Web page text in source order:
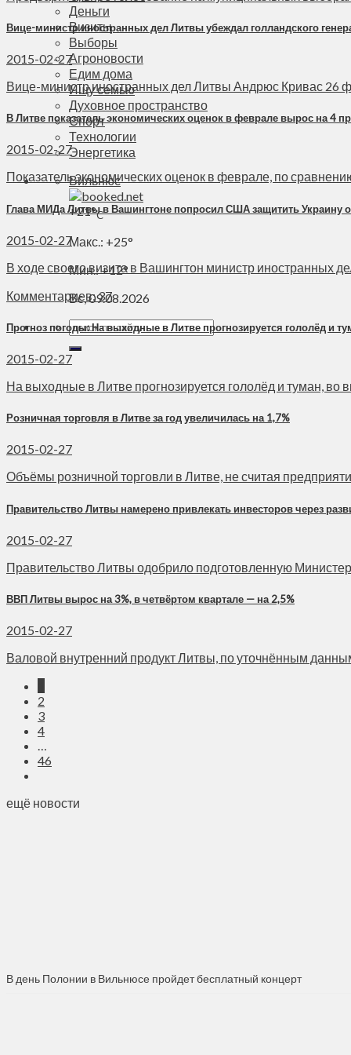
Деньги
Визиты
Выборы
Агроновости
Едим дома
Ищу семью
Духовное пространство
Спорт
Технологии
Энергетика
Вильнюс
+21°C
Макс.: +25°
Мин.:+12°
Вс, 09.08.2026
Вице-министр иностранных дел Литвы убеждал голландского
2015-02-27
Вице-министр иностранных дел Литвы Андрюс Кривас
В Литве показатель экономических оценок в феврале вырос на 4
2015-02-27
Показатель экономических оценок в феврале, по
Глава МИДа Литвы в Вашингтоне попросил США защитить Украину
2015-02-27
В ходе своего визита в Вашингтон министр иностранных
Комментариев: 37
Прогноз погоды: На выходные в Литве прогнозируется гололёд и
2015-02-27
На выходные в Литве прогнозируется гололёд и туман,
Розничная торговля в Литве за год увеличилась на 1,7%
2015-02-27
Объёмы розничной торговли в Литве, не считая
Правительство Литвы намерено привлекать инвесторов через
2015-02-27
Правительство Литвы одобрило подготовленную
ВВП Литвы вырос на 3%, в четвёртом квартале — на 2,5%
2015-02-27
Валовой внутренний продукт Литвы, по уточнённым
2
3
4
…
46
ещё новости
В день Полонии в Вильнюсе пройдет бесплатный концерт